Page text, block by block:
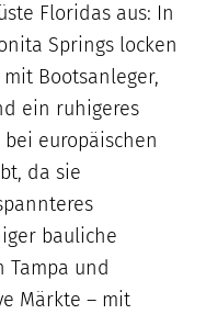
Floridas aus: In
Springs locken
Bootsanleger,
ein ruhigeres
europäischen
da sie
bauliche
Tampa und
Märkte – mit